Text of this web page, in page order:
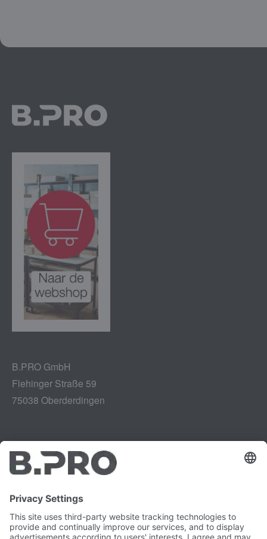
B.PRO GmbH
Flehinger Straße 59
75038 Oberderdingen
Impressum
Gegevensbescherming
Juridisch
Kwetsbaarheidsrapport
YouTube